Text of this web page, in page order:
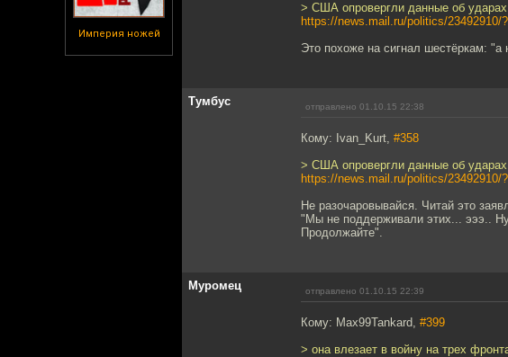
Империя ножей
> США опровергли данные об
https://news.mail.ru/politics/23492910/
Это похоже на сигнал шестёркам: "а
Тумбус отправлено 01.10.15 22:38
Кому: Ivan_Kurt, #358
> США опровергли данные об
https://news.mail.ru/politics/23492910/
Не разочаровывайся. Читай это
"Мы не поддерживали этих... эээ..
Продолжайте".
Муромец отправлено 01.10.15 22:39
Кому: Max99Tankard, #399
> она влезает в войну на трех